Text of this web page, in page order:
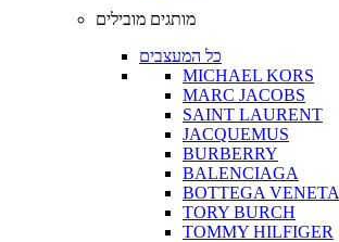
מותגים מובילים
כל המעצבים
MICHAEL KORS
MARC JACOBS
SAINT LAURENT
JACQUEMUS
BURBERRY
BALENCIAGA
BOTTEGA VENETA
TORY BURCH
TOMMY HILFIGER